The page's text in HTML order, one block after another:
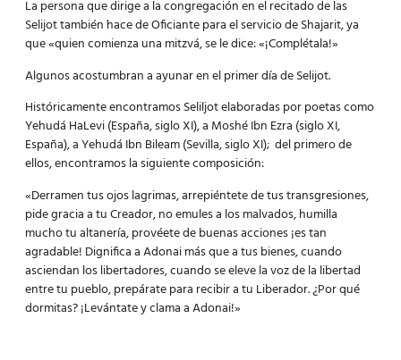
La persona que dirige a la congregación en el recitado de las
Selijot también hace de Oficiante para el servicio de Shajarit, ya
que «quien comienza una mitzvá, se le dice: «¡Complétala!»
Algunos acostumbran a ayunar en el primer día de Selijot.
Históricamente encontramos Seliljot elaboradas por poetas como
Yehudá HaLevi (España, siglo XI), a Moshé Ibn Ezra (siglo XI,
España), a Yehudá Ibn Bileam (Sevilla, siglo XI); del primero de
ellos, encontramos la siguiente composición:
«Derramen tus ojos lagrimas, arrepiéntete de tus transgresiones,
pide gracia a tu Creador, no emules a los malvados, humilla
mucho tu altanería, provéete de buenas acciones ¡es tan
agradable! Dignifica a Adonai más que a tus bienes, cuando
asciendan los libertadores, cuando se eleve la voz de la libertad
entre tu pueblo, prepárate para recibir a tu Liberador. ¿Por qué
dormitas? ¡Levántate y clama a Adonai!»